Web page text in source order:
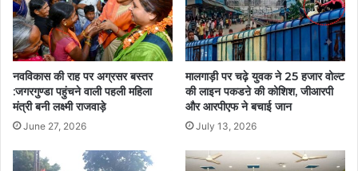
नवविकास की राह पर अग्रसर बस्तर
:जगरगुण्डा पहुंचने वाली पहली महिला
मंत्री बनी लक्ष्मी राजवाड़े
June 27, 2026
मालगाड़ी पर चढ़े युवक ने 25 हजार वोल्ट
की लाइन पकडऩे की कोशिश, जीआरपी
और आरपीएफ ने बचाई जान
July 13, 2026